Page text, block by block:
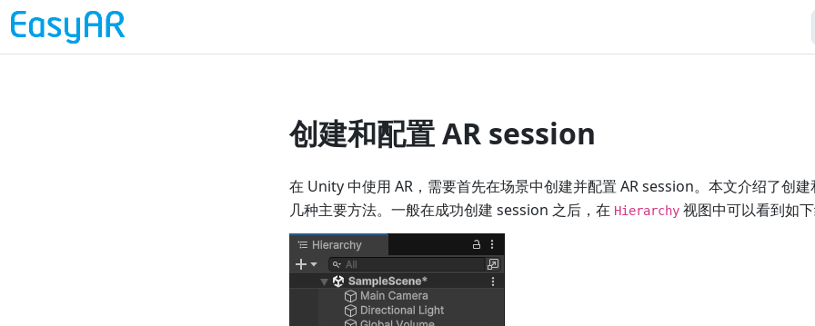
创建和配置 AR session
在 Unity 中使用 AR，需要首先在场景中创建并配置 AR session。本文介绍了创
几种主要方法。一般在成功创建 session 之后，在 Hierarchy视图中可以看到如